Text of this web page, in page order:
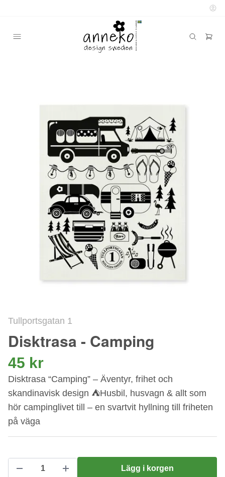
Tullportsgatan 1
Disktrasa - Camping
45 kr
Disktrasa “Camping” – Äventyr, frihet och
skandinavisk design ⛺Husbil, husvagn & allt som
hör campinglivet till – en svartvit hyllning till friheten
på väga
Lägg i korgen